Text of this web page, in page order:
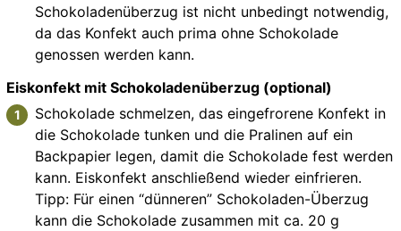
Schokoladenüberzug ist nicht unbedingt notwendig,
da das Konfekt auch prima ohne Schokolade
genossen werden kann.
Eiskonfekt mit Schokoladenüberzug (optional)
Schokolade schmelzen, das eingefrorene Konfekt in
die Schokolade tunken und die Pralinen auf ein
Backpapier legen, damit die Schokolade fest werden
kann. Eiskonfekt anschließend wieder einfrieren.
Tipp: Für einen “dünneren” Schokoladen-Überzug
kann die Schokolade zusammen mit ca. 20 g